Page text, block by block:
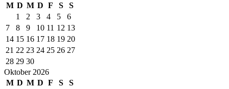
M D M D F S
S
1
2 3 4 5
6
7
8 9 10 11 12 13
14 15 16 17 18 19 20
21 22 23 24 25 26 27
28 29 30
Oktober 2026
M D M D F S
S